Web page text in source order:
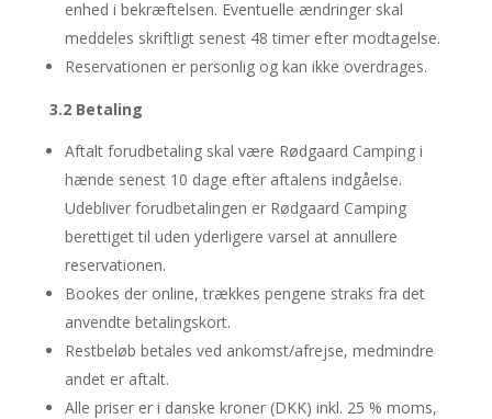
enhed i bekræftelsen. Eventuelle ændringer skal
meddeles skriftligt senest 48 timer efter modtagelse.
Reservationen er personlig og kan ikke overdrages.
3.2 Betaling
Aftalt forudbetaling skal være Rødgaard Camping i
hænde senest 10 dage efter aftalens indgåelse.
Udebliver forudbetalingen er Rødgaard Camping
berettiget til uden yderligere varsel at annullere
reservationen.
Bookes der online, trækkes pengene straks fra det
anvendte betalingskort.
Restbeløb betales ved ankomst/afrejse, medmindre
andet er aftalt.
Alle priser er i danske kroner (DKK) inkl. 25 % moms,